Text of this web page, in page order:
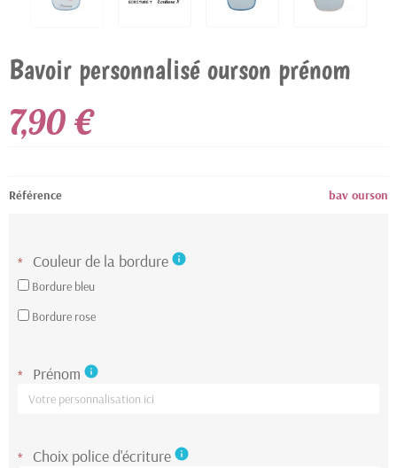
Bavoir personnalisé ourson prénom
7,90 €
Référence bav ourson
* Couleur de la bordure info
Bordure bleu
Bordure rose
* Prénom info
* Choix police d'écriture info